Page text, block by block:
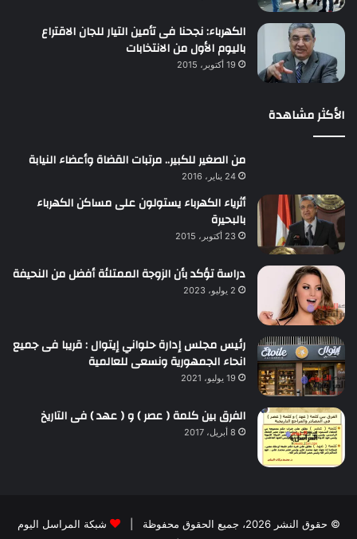
الكهرباء: نجحنا فى تأمين التيار للجان الاقتراع
باليوم الأول من الانتخابات
19 أكتوبر، 2015
الأكثر مشاهدة
من الصغير للكبير.. مرتبات القضاة وأعضاء النيابة
24 يناير، 2016
أثرياء الكهرباء يستولون على مساكن الكهرباء
بالبحيرة
23 أكتوبر، 2015
دراسة تؤكد بأن الزوجة الممتلئة أفضل من النحيفة
2 يوليو، 2023
رئيس مجلس إدارة حلواني إيتوال : قريبا فى جميع
انحاء الجمهورية ونسعى للعالمية
19 يوليو، 2021
الفرق بين كلمة ( عصر ) و ( عهد ) فى التاريخ
8 أبريل، 2017
© حقوق النشر 2026، جميع الحقوق محفوظة |
شبكة المراسل اليوم